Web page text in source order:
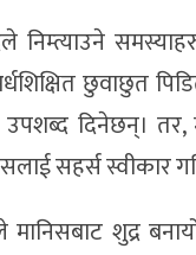
छुवाछुत
दिनेछन्।
सहर्स स्वीकार
मानिसबाट शुद्र